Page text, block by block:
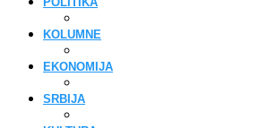
KOLUMNE
EKONOMIJA
SRBIJA